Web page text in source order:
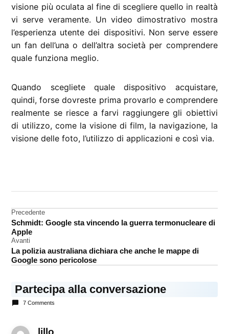
visione più oculata al fine di scegliere quello in realtà
vi serve veramente. Un video dimostrativo mostra
l’esperienza utente dei dispositivi. Non serve essere
un fan dell’una o dell’altra società per comprendere
quale funziona meglio.
Quando scegliete quale dispositivo acquistare,
quindi, forse dovreste prima provarlo e comprendere
realmente se riesce a farvi raggiungere gli obiettivi
di utilizzo, come la visione di film, la navigazione, la
visione delle foto, l’utilizzo di applicazioni e così via.
Nexus
Navigazione
articoli
Precedente
Schmidt: Google sta vincendo la guerra termonucleare di
Apple
Avanti
La polizia australiana dichiara che anche le mappe di
Google sono pericolose
Partecipa alla conversazione
7 Comments
lillo